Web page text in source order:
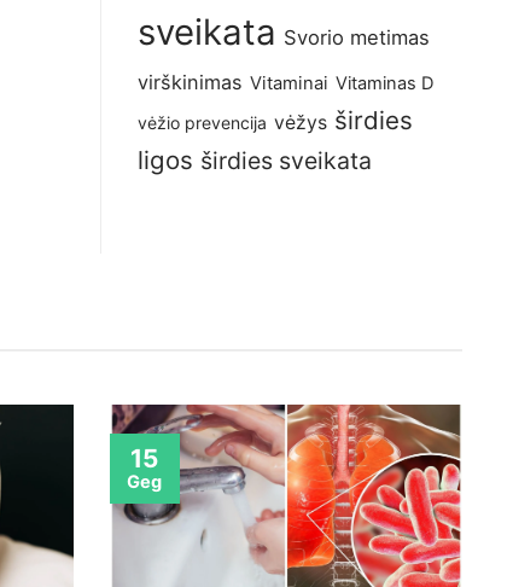
sveikata Svorio metimas
virškinimas Vitaminai Vitaminas D
vėžio prevencija vėžys širdies
ligos širdies sveikata
15
Geg